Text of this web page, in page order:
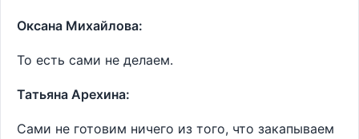
Оксана Михайлова:
То есть сами не делаем.
Татьяна Арехина:
Сами не готовим ничего из того, что закапываем